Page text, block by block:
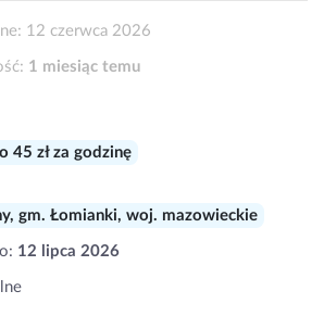
12 czerwca 2026
1 miesiąc temu
45 zł za godzinę
gm. Łomianki, woj. mazowieckie
12 lipca 2026